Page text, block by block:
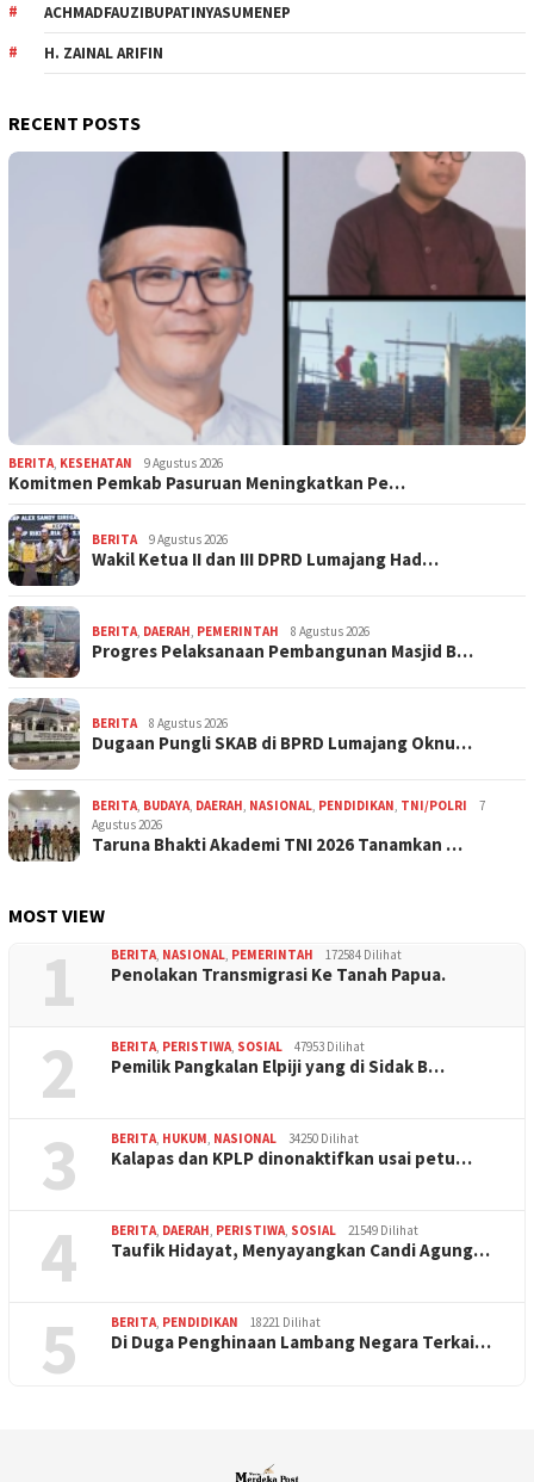
ACHMADFAUZIBUPATINYASUMENEP
H. ZAINAL ARIFIN
RECENT POSTS
BERITA KESEHATAN 9 Agustus 2026
Komitmen Pemkab Pasuruan Meningkatkan Pe…
BERITA 9 Agustus 2026
Wakil Ketua II dan III DPRD Lumajang Had…
BERITA DAERAH PEMERINTAH 8 Agustus 2026
Progres Pelaksanaan Pembangunan Masjid B…
BERITA 8 Agustus 2026
Dugaan Pungli SKAB di BPRD Lumajang Oknu…
BERITA BUDAYA DAERAH NASIONAL PENDIDIKAN TNI/POLRI
7
Agustus 2026
Taruna Bhakti Akademi TNI 2026 Tanamkan …
MOST VIEW
1 BERITA NASIONAL PEMERINTAH 172584 Dilihat
Penolakan Transmigrasi Ke Tanah Papua.
2 BERITA PERISTIWA SOSIAL 47953 Dilihat
Pemilik Pangkalan Elpiji yang di Sidak B…
3 BERITA HUKUM NASIONAL 34250 Dilihat
Kalapas dan KPLP dinonaktifkan usai petu…
4 BERITA DAERAH PERISTIWA SOSIAL 21549 Dilihat
Taufik Hidayat, Menyayangkan Candi Agung…
5 BERITA PENDIDIKAN 18221 Dilihat
Di Duga Penghinaan Lambang Negara Terkai…